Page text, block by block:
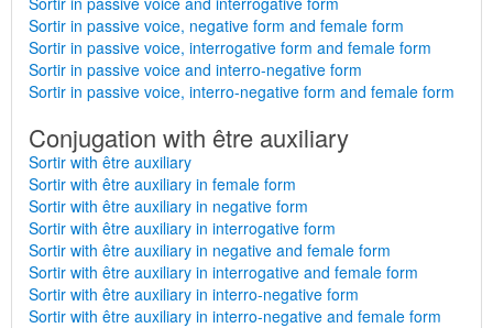
Sortir in passive voice, negative form and female form
Sortir in passive voice, interrogative form and female form
Sortir in passive voice and interro-negative form
Sortir in passive voice, interro-negative form and female form
Conjugation with être auxiliary
Sortir with être auxiliary
Sortir with être auxiliary in female form
Sortir with être auxiliary in negative form
Sortir with être auxiliary in interrogative form
Sortir with être auxiliary in negative and female form
Sortir with être auxiliary in interrogative and female form
Sortir with être auxiliary in interro-negative form
Sortir with être auxiliary in interro-negative and female form